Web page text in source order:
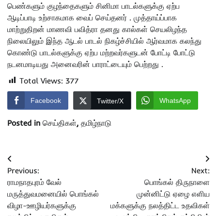
பெண்களும் குழந்தைகளும் சினிமா பாடல்களுக்கு ஏற்ப
ஆடிப்பாடி உற்சாகமாக வைப் செய்தனர் . முத்தாய்ப்பாக
மாற்றுதிறன் மாணவி பவித்ரா தனது கால்கள் செயலிழந்த
நிலையிலும் இந்த ஆடல் பாடல் நிகழ்ச்சியில் ஆர்வமாக கலந்து
கொண்டு பாடல்களுக்கு ஏற்ப மற்றவர்களுடன் போட்டி போட்டு
நடனமாடியது அனைவரின் பாராட்டையும் பெற்றது .
Total Views: 377
Facebook Twitter/X WhatsApp
Posted in செய்திகள், தமிழ்நாடு
Post
navigation
Previous:
ராமநாதபுரம் வேல்
மருத்துவமனையில் பொங்கல்
விழா-ஊழியர்களுக்கு
Next:
பொங்கல் திருநாளை
முன்னிட்டு ஏழை எளிய
மக்களுக்கு நலத்திட்ட உதவிகள்